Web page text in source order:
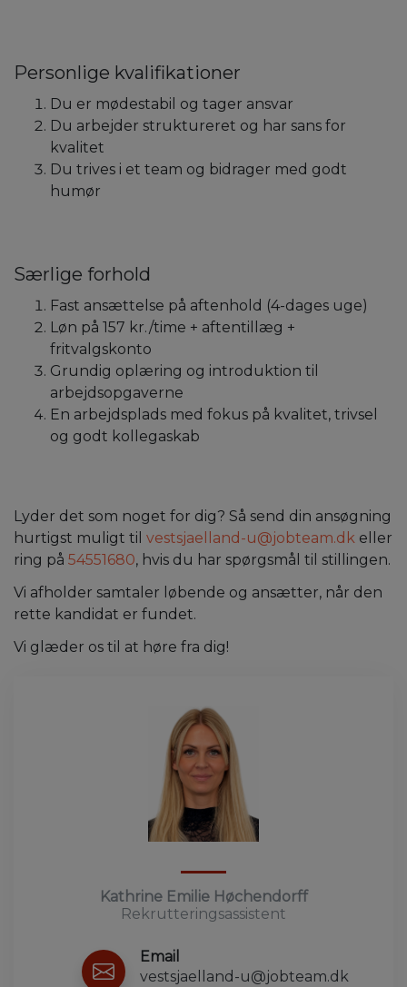
Personlige kvalifikationer
Du er mødestabil og tager ansvar
Du arbejder struktureret og har sans for
kvalitet
Du trives i et team og bidrager med godt
humør
Særlige forhold
Fast ansættelse på aftenhold (4-dages uge)
Løn på 157 kr./time + aftentillæg +
fritvalgskonto
Grundig oplæring og introduktion til
arbejdsopgaverne
En arbejdsplads med fokus på kvalitet, trivsel
og godt kollegaskab
Lyder det som noget for dig? Så send din ansøgning
hurtigst muligt til vestsjaelland-u@jobteam.dk eller
ring på 54551680, hvis du har spørgsmål til stillingen.
Vi afholder samtaler løbende og ansætter, når den
rette kandidat er fundet.
Vi glæder os til at høre fra dig!
Kathrine Emilie Høchendorff
Rekrutteringsassistent
Email
vestsjaelland-u@jobteam.dk